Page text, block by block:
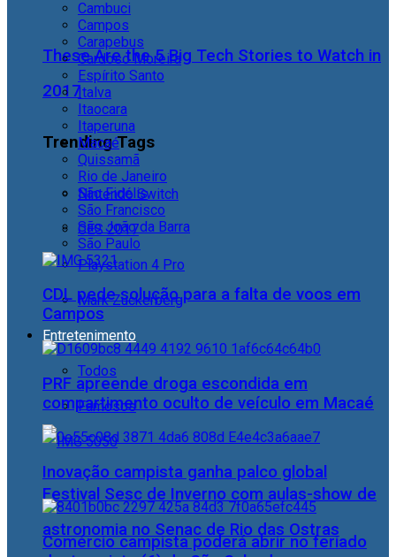
These Are the 5 Big Tech Stories to Watch in
2017
Trending Tags
Nintendo Switch
CES 2017
Playstation 4 Pro
Mark Zuckerberg
Entretenimento
Todos
Famosos
Festival Sesc de Inverno com aulas-show de
astronomia no Senac de Rio das Ostras
Cambuci
Campos
Carapebus
Cardoso Moreira
Espírito Santo
Italva
Itaocara
Itaperuna
Macaé
Quissamã
Rio de Janeiro
São Fidélis
São Francisco
São João da Barra
São Paulo
CDL pede solução para a falta de voos em
Campos
PRF apreende droga escondida em
compartimento oculto de veículo em Macaé
Inovação campista ganha palco global
Comércio campista poderá abrir no feriado